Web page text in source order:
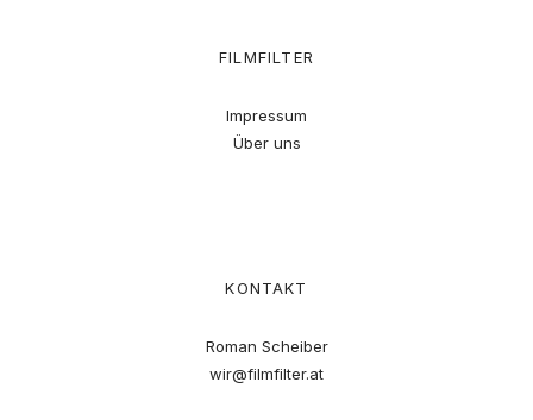
FILMFILTER
Impressum
Über uns
KONTAKT
Roman Scheiber
wir@filmfilter.at